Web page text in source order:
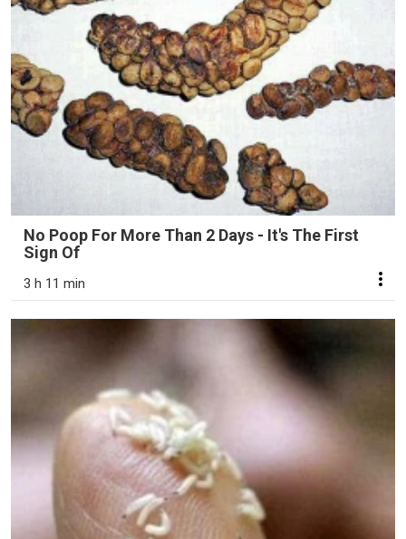
No Poop For More Than 2 Days - It's The First
Sign Of
3 h 11 min